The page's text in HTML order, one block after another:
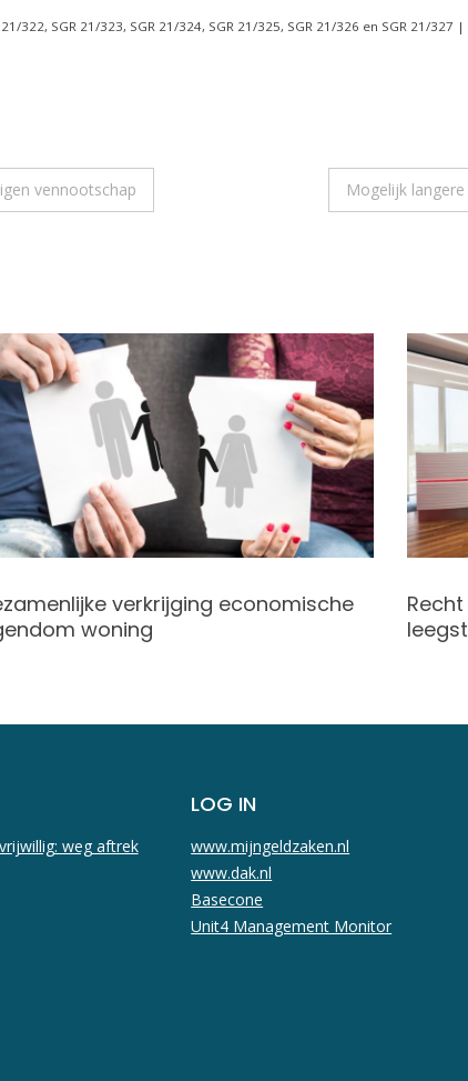
322, SGR 21/323, SGR 21/324, SGR 21/325, SGR 21/326 en SGR 21/327
vennootschap Mogelijk
verkrijging economische
woning
weg aftrek
LOG IN
www.mijngeldzaken.nl
www.dak.nl
Basecone
Unit4 Management Monitor